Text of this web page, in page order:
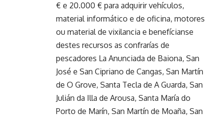
€ e 20.000 € para adquirir vehículos,
material informático e de oficina, motores
ou material de vixilancia e benefícianse
destes recursos as confrarías de
pescadores La Anunciada de Baiona, San
José e San Cipriano de Cangas, San Martín
de O Grove, Santa Tecla de A Guarda, San
Julián da Illa de Arousa, Santa María do
Porto de Marín, San Martín de Moaña, San